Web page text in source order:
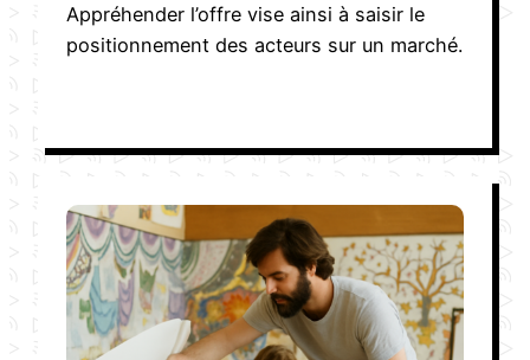
Appréhender l’offre vise ainsi à saisir le
positionnement des acteurs sur un marché.